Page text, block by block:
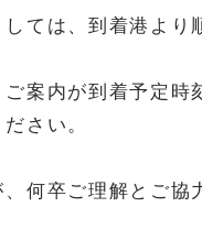
Tech Tokyo
日、東京で開催されたス
2026」にゲストス
をいただき、東京建物様
モデレートのもと、セ
ては、到着港より
案内が到着予定時
さい。
何卒ご理解とご協